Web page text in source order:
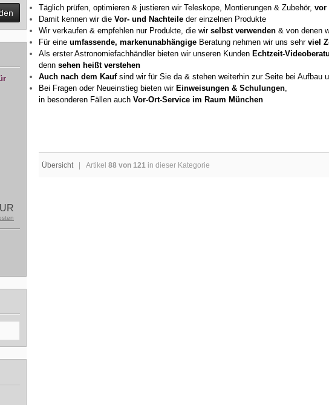
Täglich prüfen, optimieren & justieren wir Teleskope, Montierungen & Zubehör, vor
Damit kennen wir die Vor- und Nachteile der einzelnen Produkte
Wir verkaufen & empfehlen nur Produkte, die wir selbst verwenden & von denen
Für eine umfassende, markenunabhängige Beratung nehmen wir uns sehr viel
Als erster Astronomiefachhändler bieten wir unseren Kunden Echtzeit-
denn sehen heißt verstehen
Auch nach dem Kaufsind wir für Sie da & stehen weiterhin zur Seite bei Aufbau
Bei Fragen oder Neueinstieg bieten wir Einweisungen & Schulungen,
in besonderen Fällen auch Vor-Ort-Service im Raum München
Übersicht| Artikel 88 von 121 in dieser Kategorie